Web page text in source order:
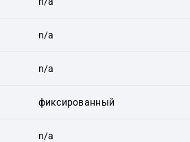
n/a
n/a
фиксированный
n/a